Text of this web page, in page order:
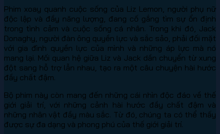
Phim xoay quanh cuộc sống của Liz Lemon, người phụ nữ
độc lập và đầy năng lượng, đang cố gắng tìm sự ổn định
trong tình cảm và cuộc sống cá nhân. Trong khi đó, Jack
Donaghy, người đàn ông quyền lực và sắc sảo, phải đối mặt
với gia đình quyền lực của mình và những áp lực mà nó
mang lại. Mối quan hệ giữa Liz và Jack dần chuyển từ xung
đột sang hỗ trợ lẫn nhau, tạo ra một câu chuyện hài hước
đầy chất đậm.
Bộ phim này còn mang đến những cái nhìn độc đáo về thế
giới giải trí, với những cảnh hài hước đầy chất đậm và
những nhân vật đầy màu sắc. Từ đó, chúng ta có thể thấy
được sự đa dạng và phong phú của thế giới giải trí.